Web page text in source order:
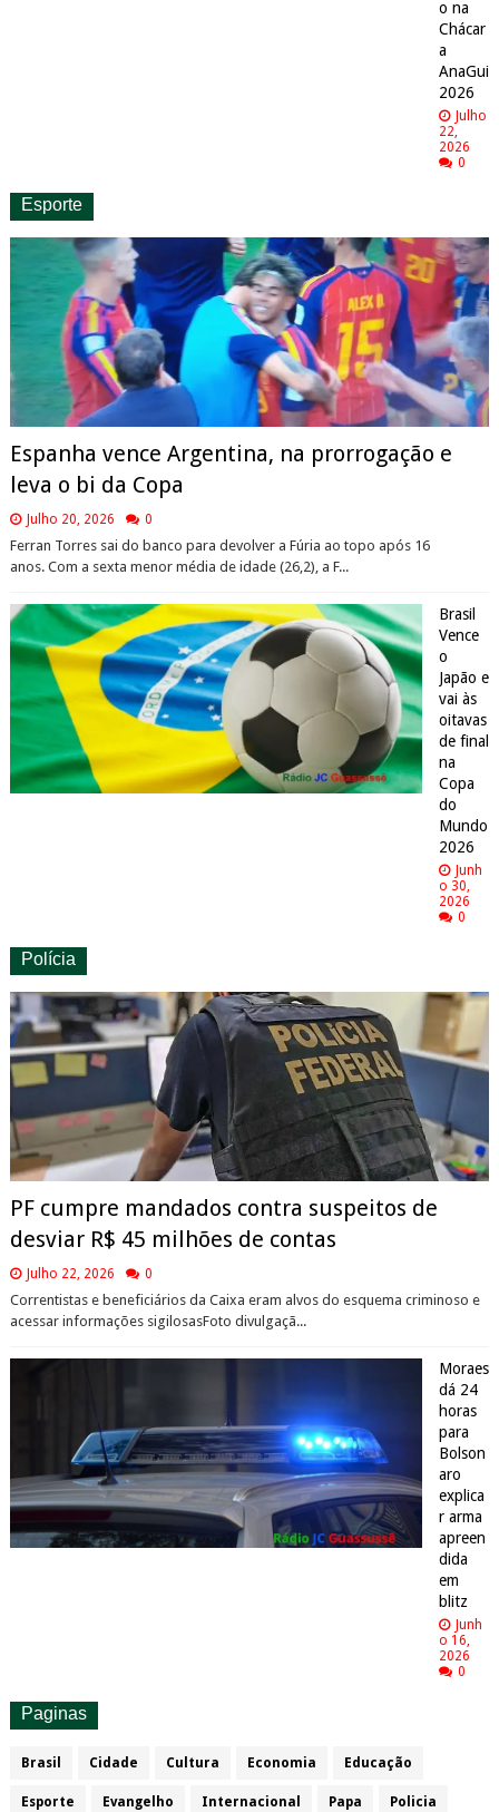
o na
Chácar
a
AnaGui
2026
Julho
22,
2026
0
Esporte
Espanha vence Argentina, na prorrogação e
leva o bi da Copa
Julho 20, 2026 0
Ferran Torres sai do banco para devolver a Fúria ao topo após 16
anos. Com a sexta menor média de idade (26,2), a F...
Brasil
Vence
o
Japão e
vai às
oitavas
de final
na
Copa
do
Mundo
2026
Junh
o 30,
2026
0
Polícia
PF cumpre mandados contra suspeitos de
desviar R$ 45 milhões de contas
Julho 22, 2026 0
Correntistas e beneficiários da Caixa eram alvos do esquema criminoso e
acessar informações sigilosasFoto divulgaçã...
Moraes
dá 24
horas
para
Bolson
aro
explica
r arma
apreen
dida
em
blitz
Junh
o 16,
2026
0
Paginas
Brasil Cidade Cultura Economia Educação
Esporte Evangelho Internacional Papa Policia